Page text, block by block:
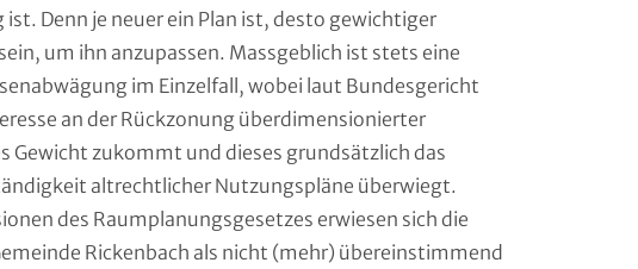
Denn je neuer ein Plan ist, desto gewichtiger
um ihn anzupassen. Massgeblich ist stets eine
im Einzelfall, wobei laut Bundesgericht
an der Rückzonung überdimensionierter
Gewicht zukommt und dieses grundsätzlich das
altrechtlicher Nutzungspläne überwiegt.
des Raumplanungsgesetzes erwiesen sich die
Rickenbach als nicht (mehr) übereinstimmend